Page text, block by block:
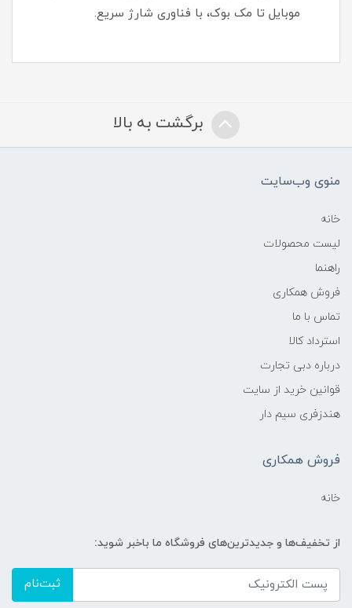
موبایل تا مک بوک، با فناوری شارژ سریع.
برگشت به بالا
منوی وب‌سایت
خانه
لیست محصولات
راهنما
فروش همکاری
تماس با ما
استرداد کالا
درباره دبی تجارت
قوانین خرید از سایت
هندزفری سیم دار
فروش همکاری
خانه
از تخفیف‌ها و جدیدترین‌های فروشگاه ما باخبر شوید:
ثبت‌نام